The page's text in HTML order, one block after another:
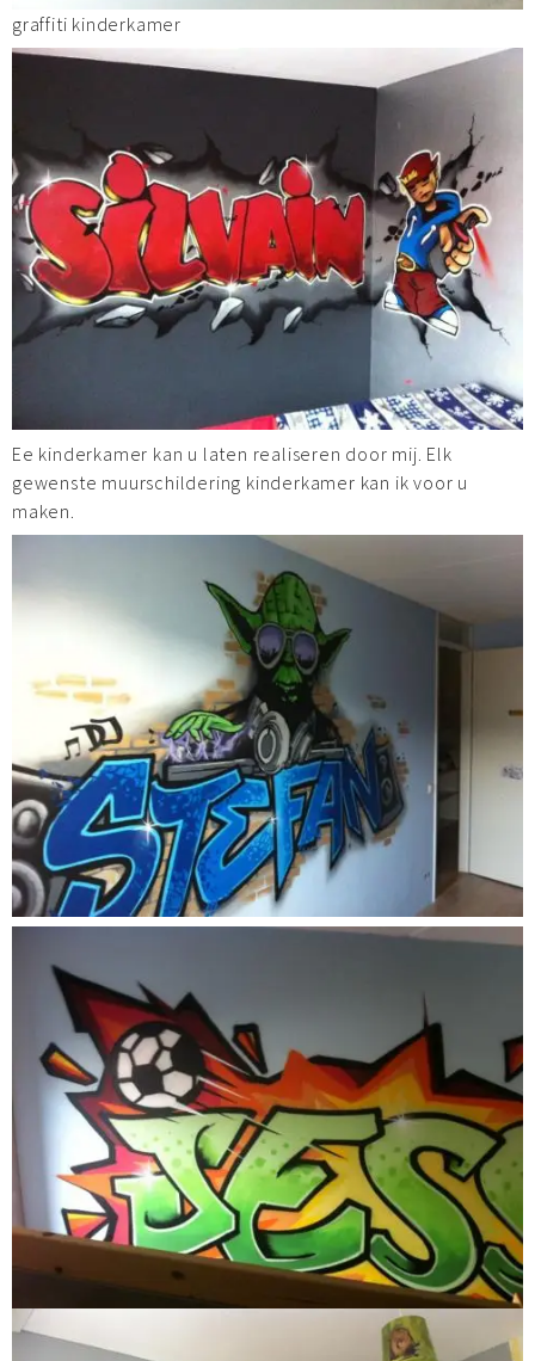
graffiti kinderkamer
Ee kinderkamer kan u laten realiseren door mij. Elk
gewenste muurschildering kinderkamer kan ik voor u
maken.